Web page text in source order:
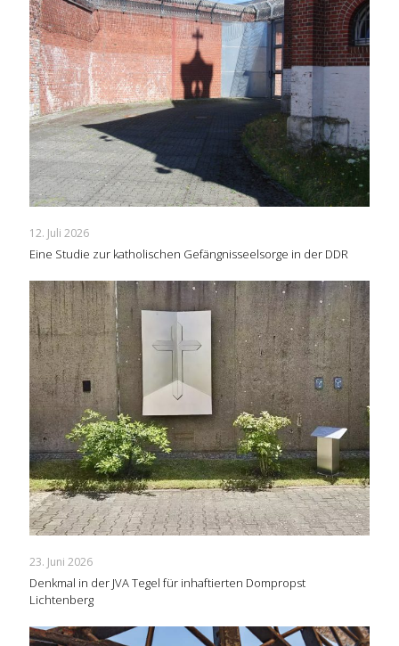
12. Juli 2026
Eine Studie zur katholischen Gefängnisseelsorge in der DDR
23. Juni 2026
Denkmal in der JVA Tegel für inhaftierten Dompropst
Lichtenberg